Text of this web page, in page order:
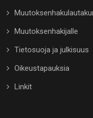
Muutoksenhakijalle
Tietosuoja ja julkisuus
Oikeustapauksia
Linkit